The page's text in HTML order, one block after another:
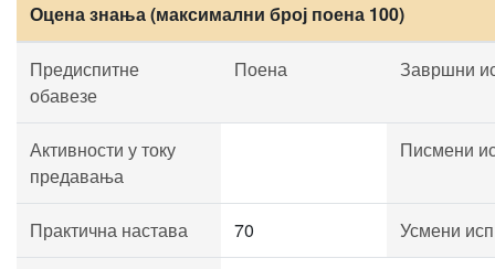
Оцена знања (максимални број поена 100)
Предиспитне
обавезе
Поена Завршни
Активности у току
предавања
Писмени
Практична настава 70 Усмени